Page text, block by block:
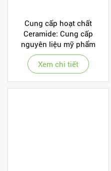
Cung cấp hoạt chất
Ceramide: Cung cấp
nguyên liệu mỹ phẩm
Xem chi tiết